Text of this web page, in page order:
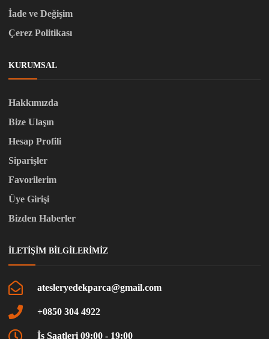
İade ve Değişim
Çerez Politikası
KURUMSAL
Hakkımızda
Bize Ulaşın
Hesap Profili
Siparişler
Favorilerim
Üye Girişi
Bizden Haberler
İLETIŞIM BILGILERIMIZ
atesleryedekparca@gmail.com
+0850 304 4922
İş Saatleri 09:00 - 19:00